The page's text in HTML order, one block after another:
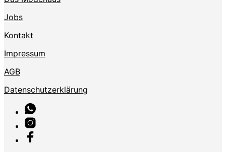
Jobs
Kontakt
Impressum
AGB
Datenschutzerklärung